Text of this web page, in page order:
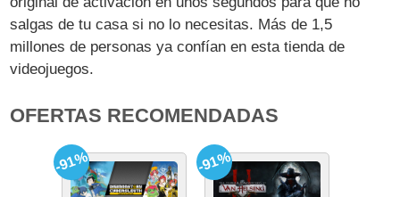
salgas de tu casa si no lo necesitas. Más de 1,5
millones de personas ya confían en esta tienda de
videojuegos.
OFERTAS RECOMENDADAS
-91% -91%